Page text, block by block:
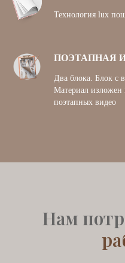
Технология lux
ПОЭТАПНАЯ
Два блока. Блок с
Материал изложен
поэтапных видео
Нам